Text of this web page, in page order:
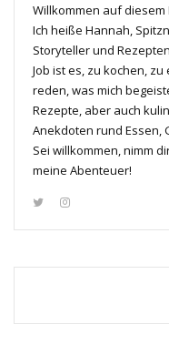
Willkommen auf diesem
Ich heiße Hannah,
Storyteller und
Job ist es, zu kochen,
reden, was mich
Rezepte, aber auch
Anekdoten rund Essen,
Sei willkommen, nimm
meine Abenteuer!